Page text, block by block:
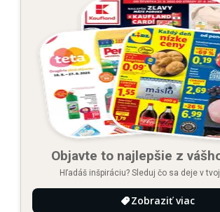
Objavte to najlepšie z
Hľadáš inšpiráciu? Sleduj čo sa deje v
Zobraziť viac